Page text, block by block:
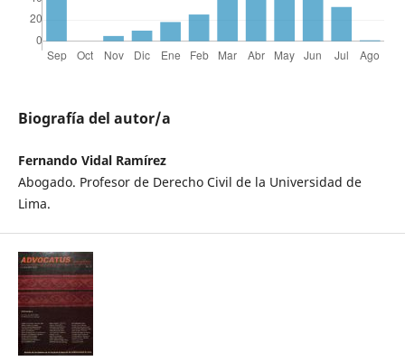
Biografía del autor/a
Fernando Vidal Ramírez
Abogado. Profesor de Derecho Civil de la Universidad de
Lima.